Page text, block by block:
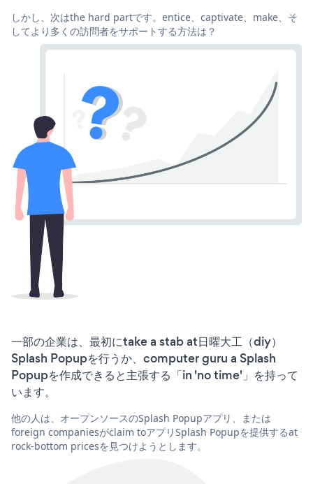
しかし、次はthe hard partです。entice、captivate、make、そ
してより多くの訪問者をサポートする方法は？
一部の企業は、最初にtake a stab at日曜大工（diy）
Splash Popupを行うか、computer guru a Splash
Popupを作成できると主張する「in 'no time'」を持って
います。
他の人は、オープンソースのSplash Popupアプリ、または
foreign companiesがclaim toアプリSplash Popupを提供するat
rock-bottom pricesを見つけようとします。